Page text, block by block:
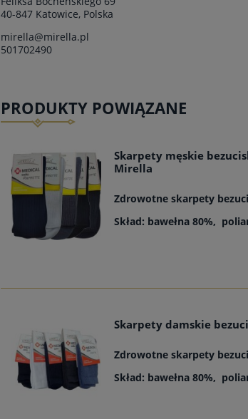
40-847 Katowice, Polska
mirella@mirella.pl
501702490
PRODUKTY POWIĄZANE
Skarpety męskie
Mirella
Zdrowotne skarpety
Skład: bawełna 80%,
Skarpety damskie
Zdrowotne skarpety
Skład: bawełna 80%,